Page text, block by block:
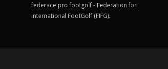
federace pro footgolf - Federation for
International FootGolf (FIFG).